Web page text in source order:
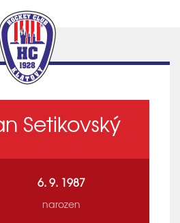
Setikovský
6. 9. 1987
narozen